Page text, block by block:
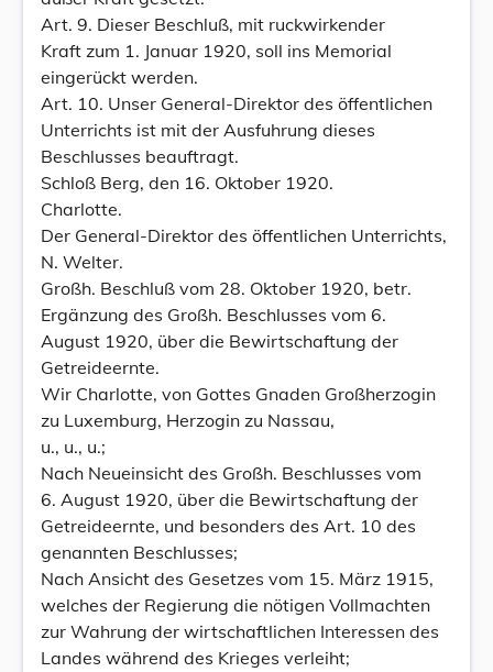
Art. 9. Dieser Beschluß, mit ruckwirkender
Kraft zum 1. Januar 1920, soll ins Memorial
eingerückt werden.
Art. 10. Unser General-Direktor des öffentlichen
Unterrichts ist mit der Ausfuhrung dieses
Beschlusses beauftragt.
Schloß Berg, den 16. Oktober 1920.
Charlotte.
Der General-Direktor des öffentlichen Unterrichts,
N. Welter.
Großh. Beschluß vom 28. Oktober 1920, betr.
Ergänzung des Großh. Beschlusses vom 6.
August 1920, über die Bewirtschaftung der
Getreideernte.
Wir Charlotte, von Gottes Gnaden Großherzogin
zu Luxemburg, Herzogin zu Nassau,
u., u., u.;
Nach Neueinsicht des Großh. Beschlusses vom
6. August 1920, über die Bewirtschaftung der
Getreideernte, und besonders des Art. 10 des
genannten Beschlusses;
Nach Ansicht des Gesetzes vom 15. März 1915,
welches der Regierung die nötigen Vollmachten
zur Wahrung der wirtschaftlichen Interessen des
Landes während des Krieges verleiht;